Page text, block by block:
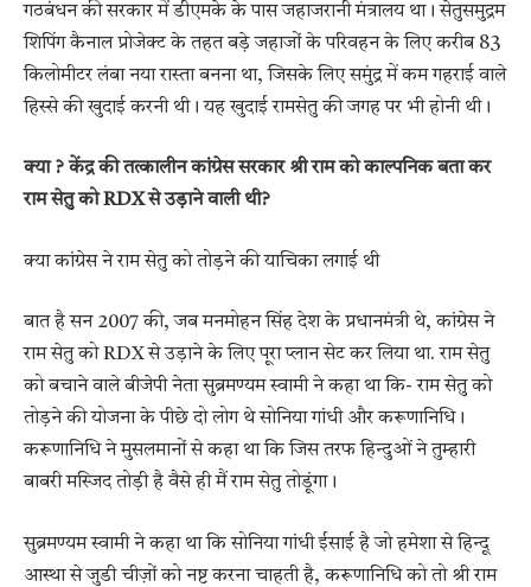
गठबंधन की सरकार में डीएमके के पास जहाजरानी मंत्रालय था। सेतुसमुद्रम
शिपिंग कैनाल प्रोजेक्ट के तहत बड़े जहाजों के परिवहन के लिए करीब 83
किलोमीटर लंबा नया रास्ता बनना था, जिसके लिए समुंद्र में कम गहराई वाले
हिस्से की खुदाई करनी थी। यह खुदाई रामसेतु की जगह पर भी होनी थी।
क्या ? केंद्र की तत्कालीन कांग्रेस सरकार श्री राम को काल्पनिक बता कर
राम सेतु को RDX से उड़ाने वाली थी?
क्या कांग्रेस ने राम सेतु को तोड़ने की याचिका लगाई थी
बात है सन 2007 की, जब मनमोहन सिंह देश के प्रधानमंत्री थे, कांग्रेस ने
राम सेतु को RDX से उड़ाने के लिए पूरा प्लान सेट कर लिया था. राम सेतु
को बचाने वाले बीजेपी नेता सुब्रमण्यम स्वामी ने कहा था कि- राम सेतु को
तोड़ने की योजना के पीछे दो लोग थे सोनिया गांधी और करूणानिधि।
करूणानिधि ने मुसलमानों से कहा था कि जिस तरफ हिन्दुओं ने तुम्हारी
बाबरी मस्जिद तोड़ी है वैसे ही मैं राम सेतु तोडूंगा।
सुब्रमण्यम स्वामी ने कहा था कि सोनिया गांधी ईसाई है जो हमेशा से हिन्दू
आस्था से जुडी चीज़ों को नष्ट करना चाहती है, करूणानिधि को तो श्री राम